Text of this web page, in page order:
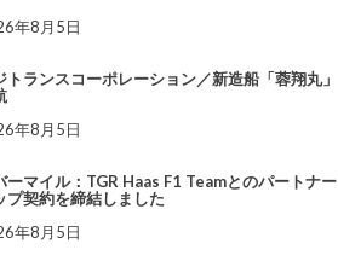
年8月5日
トランスコーポレーション／新造船「蓉翔丸」
年8月5日
ーマイル：TGR Haas F1 Teamとのパートナー
プ契約を締結しました
年8月5日